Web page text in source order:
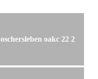
oschersleben oakc 22 2